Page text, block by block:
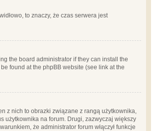
to znaczy, że czas serwera jest
the board administrator if they can install the
found at the phpBB website (see link at the
z nich to obrazki związane z rangą użytkownika,
użytkownika na forum. Drugi, zazwyczaj większy
że administrator forum włączył funkcje